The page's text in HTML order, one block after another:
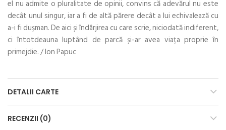
el nu admite o pluralitate de opinii, convins că adevărul nu este
decât unul singur, iar a fi de altă părere decât a lui echivalează cu
a-i fi dușman. De aici și îndârjirea cu care scrie, niciodată indiferent,
ci întotdeauna luptând de parcă și-ar avea viața proprie în
primejdie. / Ion Papuc
DETALII CARTE
RECENZII (0)